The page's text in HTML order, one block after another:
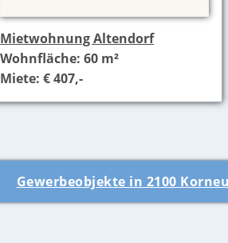
Mietwohnung Altendorf
Wohnfläche: 60 m²
Miete: € 407,-
Gewerbeobjekte in 2100